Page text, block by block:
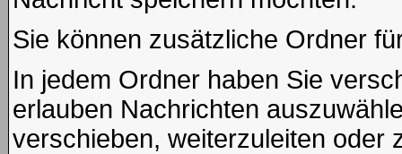
Sie können zusätzliche Ordner
In jedem Ordner haben Sie
erlauben Nachrichten
verschieben, weiterzuleiten oder